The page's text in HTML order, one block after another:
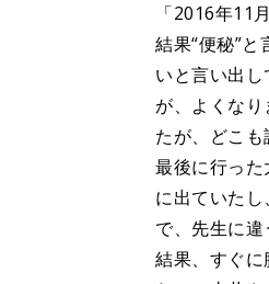
「2016年11
結果“便秘”
いと言い出
が、よくな
たが、どこも
最後に行っ
に出ていた
で、先生に
結果、すぐ